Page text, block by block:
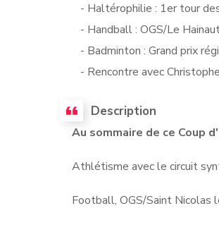
- Haltérophilie : 1er tour
- Handball : OGS/Le
- Badminton : Grand prix
- Rencontre avec
Description
Au sommaire de ce Coup
Athlétisme avec le circuit
Football, OGS/Saint Nicolas